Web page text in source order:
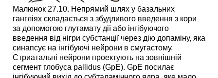
Малюнок 27.10. Непрямий шлях у базальних
гангліях складається з збудливого введення з кори
за допомогою глутамату дії або інгібуючого
введення від нігри субстанції через дію допаміну, яка
синапсує на інгібуючі нейрони в смугастому.
Стриатальні нейрони проектують на зовнішній
сегмент глобуса pallidus (GpE). GpE посилає